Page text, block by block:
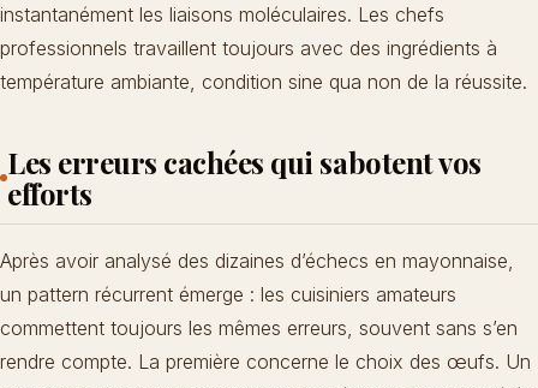
instantanément les liaisons moléculaires. Les chefs
professionnels travaillent toujours avec des ingrédients à
température ambiante, condition sine qua non de la réussite.
Les erreurs cachées qui sabotent vos
efforts
Après avoir analysé des dizaines d’échecs en mayonnaise,
un pattern récurrent émerge : les cuisiniers amateurs
commettent toujours les mêmes erreurs, souvent sans s’en
rendre compte. La première concerne le choix des œufs. Un